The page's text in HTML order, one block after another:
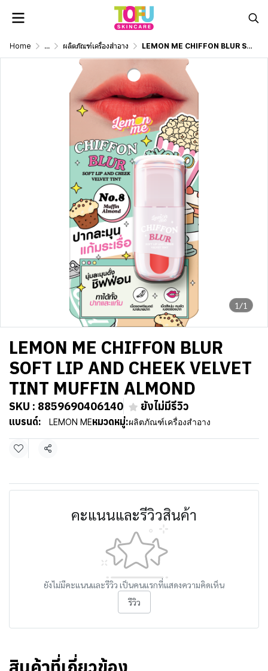
Home ... ผลิตภัณฑ์เครื่องสำอาง LEMON ME CHIFFON BLUR SOFT LIP AND CHEEK VELVET TINT MUFFIN ALMOND
1/1
LEMON ME CHIFFON BLUR
SOFT LIP AND CHEEK VELVET
TINT MUFFIN ALMOND
SKU : 8859690406140 ยังไม่มีรีวิว
แบรนด์: LEMON MEหมวดหมู่:ผลิตภัณฑ์เครื่องสำอาง
แชร์
คะแนนและรีวิวสินค้า
ยังไม่มีคะแนนและรีวิว เป็นคนแรกที่แสดงความคิดเห็น
รีวิว